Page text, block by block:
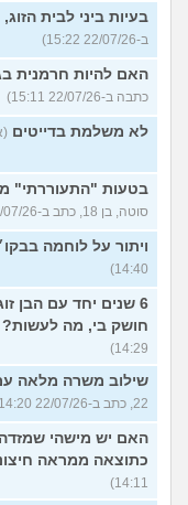
בעיות ביני לבית
ב-22/07/26 15:22)
האם להיות חרמנית
כתבה ב-22/07/26 15:11)
לא משלמת בדייטים
בטעות "התעוררתי"
סוטה, בן 18, כתב ב-22/07/26 14:51)
ויתור על לוחמה
14:40)
6 שנים יחד עם הבן
חושק בי, מה לעשות?
14:29)
שילוב משרה מלאה עם
22, כתב ב-22/07/26 14:20)
האם יש מישהי
כתוצאה ממראה
14:11)